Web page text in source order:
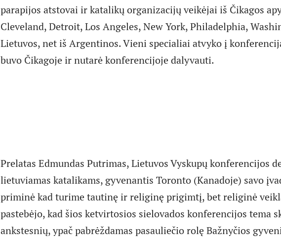
parapijos atstovai ir katalikų organizacijų veikėjai iš Čikagos
Cleveland, Detroit, Los Angeles, New York, Philadelphia,
Lietuvos, net iš Argentinos. Vieni specialiai atvyko į
buvo Čikagoje ir nutarė konferencijoje dalyvauti.
Prelatas Edmundas Putrimas, Lietuvos Vyskupų konferencijos
lietuviamas katalikams, gyvenantis Toronto (Kanadoje) savo
priminė kad turime tautinę ir religinę prigimtį, bet religinė
pastebėjo, kad šios ketvirtosios sielovados konferencijos tema
ankstesnių, ypač pabrėždamas pasauliečio rolę Bažnyčios